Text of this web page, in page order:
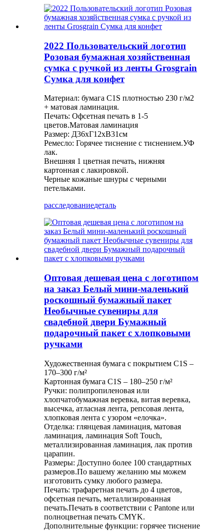
2022 Пользовательский логотип
Розовая бумажная хозяйственная
сумка с ручкой из ленты Grosgrain
Сумка для конфет
Материал: бумага C1S плотностью 230 г/м2
+ матовая ламинация.
Печать: Офсетная печать в 1-5
цветов.Матовая ламинация
Размер: Д36хГ12хВ31см
Ремесло: Горячее тиснение с тиснением.УФ
лак.
Внешняя 1 цветная печать, нижняя
картонная с лакировкой.
Черные кожаные шнуры с черными
петельками.
расследованиедеталь
Оптовая дешевая цена с логотипом
на заказ Белый мини-маленький
роскошный бумажный пакет
Необычные сувениры для
свадебной двери Бумажный
подарочный пакет с хлопковыми
ручками
Художественная бумага с покрытием C1S –
170–300 г/м²
Картонная бумага C1S – 180–250 г/м²
Ручки: полипропиленовая или
хлопчатобумажная веревка, витая веревка,
высечка, атласная лента, репсовая лента,
хлопковая лента с узором «елочка».
Отделка: глянцевая ламинация, матовая
ламинация, ламинация Soft Touch,
металлизированная ламинация, лак против
царапин.
Размеры: Доступно более 100 стандартных
размеров.По вашему желанию мы можем
изготовить сумку любого размера.
Печать: трафаретная печать до 4 цветов,
офсетная печать, металлизированная
печать.Печать в соответствии с Pantone или
полноцветная печать CMYK.
Дополнительные функции: горячее тиснение